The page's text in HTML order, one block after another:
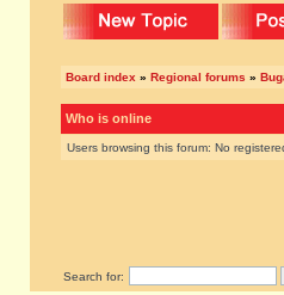
Board index » Regional forums »
Who is online
Users browsing this forum: No
Search for: